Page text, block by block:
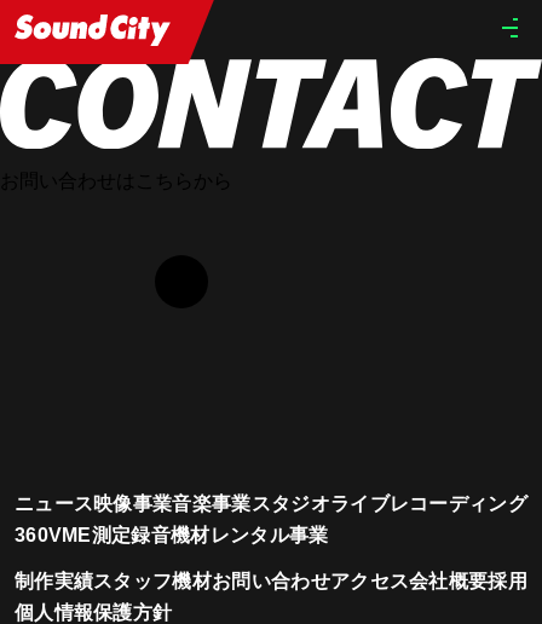
STAFF
ニュース映像事業音楽事業スタジオライブレコーディング
360VME測定録音機材レンタル事業
制作実績スタッフ機材お問い合わせアクセス会社概要採用
個人情報保護方針